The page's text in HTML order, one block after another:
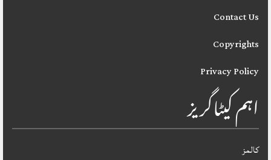
Contact Us
Copyrights
Privacy Policy
اہم کیٹاگریز
کالمز